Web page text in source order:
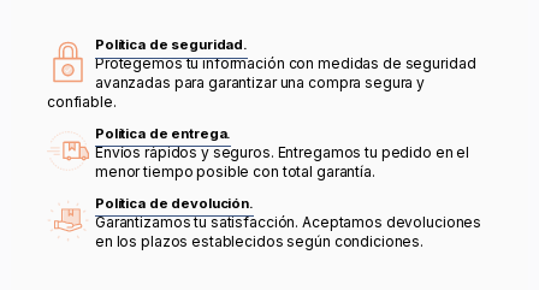
Política de seguridad.
Protegemos tu información con medidas de seguridad
avanzadas para garantizar una compra segura y
confiable.
Política de entrega.
Envíos rápidos y seguros. Entregamos tu pedido en el
menor tiempo posible con total garantía.
Política de devolución.
Garantizamos tu satisfacción. Aceptamos devoluciones
en los plazos establecidos según condiciones.